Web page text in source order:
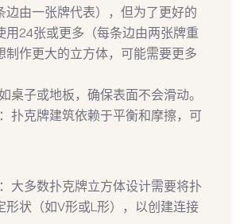
边由一张牌代表），但为了更好的
用24张或更多（每条边由两张牌重
制作更大的立方体，可能需要更多
桌子或地板，确保表面不会滑动。
：扑克牌建筑依赖于平衡和摩擦，可
：大多数扑克牌立方体设计需要将扑
形状（如V形或L形），以创建连接